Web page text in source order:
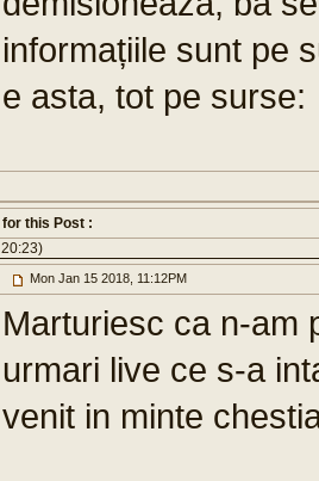
informațiile sunt pe
e asta, tot pe surse:
for this Post :
Mon Jan 15 2018, 11:12PM
Marturiesc ca n-am
urmari live ce s-a
venit in minte